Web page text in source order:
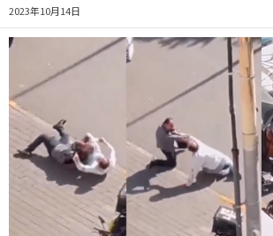
2023年10月14日